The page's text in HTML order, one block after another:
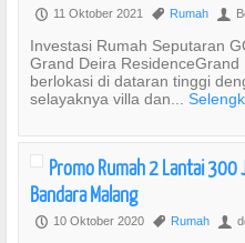
P 11 Oktober 2021 , Rumah U
Investasi Rumah Seputaran
Grand Deira
berlokasi di dataran tinggi
selayaknya villa dan...
Promo Rumah 2 Lantai 300
Bandara Malang
P 10 Oktober 2020 , Rumah U